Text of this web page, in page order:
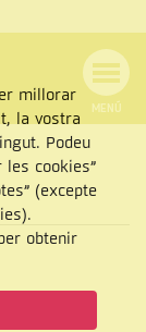
MENÚ
millorar
la vostra
Podeu
les cookies”
(excepte
obtenir